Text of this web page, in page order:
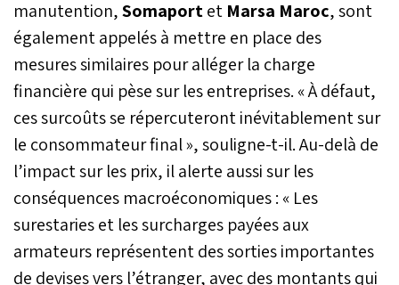
manutention,Somaportet Marsa Maroc, sont
également appelés à mettre en place des
mesures similaires pour alléger la charge
financière qui pèse sur les entreprises. « À défaut,
ces surcoûts se répercuteront inévitablement sur
le consommateur final », souligne-t-il. Au-delà de
l’impact sur les prix, il alerte aussi sur les
conséquences macroéconomiques : « Les
surestaries et les surcharges payées aux
armateurs représentent des sorties importantes
de devises vers l’étranger, avec des montants qui